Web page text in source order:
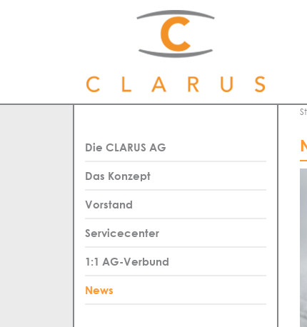
Die CLARUS AG
Das Konzept
Vorstand
Servicecenter
1:1 AG-Verbund
News